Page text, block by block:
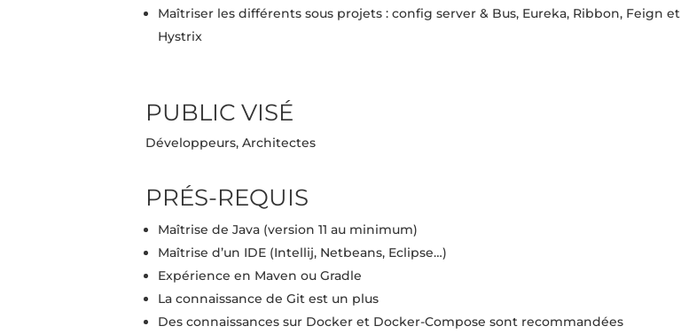
Maîtriser les différents sous projets : config server & Bus, Eureka, Ribbon, Feign et
Hystrix
PUBLIC VISÉ
Développeurs, Architectes
PRÉS-REQUIS
Maîtrise de Java (version 11 au minimum)
Maîtrise d’un IDE (Intellij, Netbeans, Eclipse…)
Expérience en Maven ou Gradle
La connaissance de Git est un plus
Des connaissances sur Docker et Docker-Compose sont recommandées